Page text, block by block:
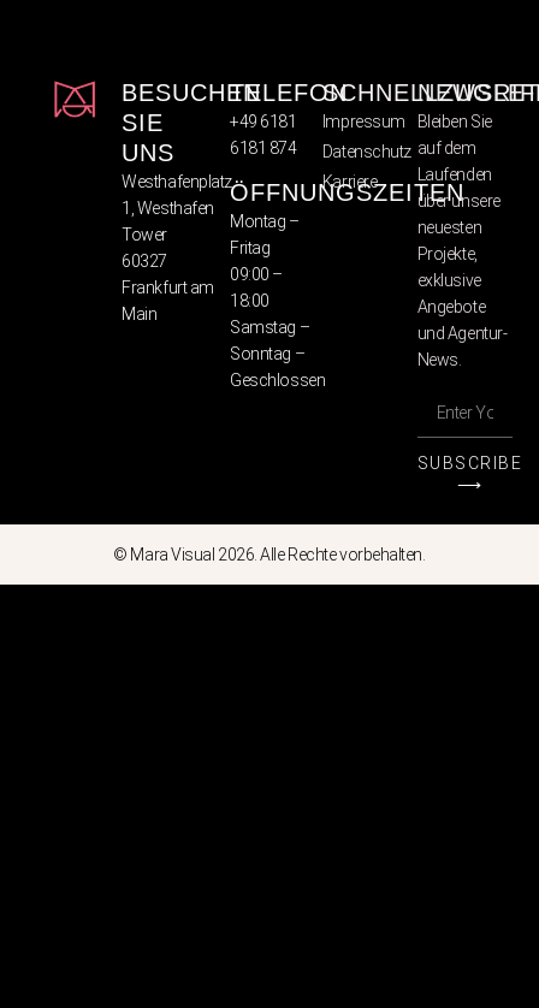
BESUCHEN
SIE
UNS
Westhafenplatz
1, Westhafen
Tower
60327
Frankfurt am
Main
TELEFON
+49 6181
6181 874
ÖFFNUNGSZEITEN
Montag –
Fritag
09:00 –
18:00
Samstag –
Sonntag –
Geschlossen
Impressum
Datenschutz
Karriere
Bleiben Sie
auf dem
Laufenden
über unsere
neuesten
Projekte,
exklusive
Angebote
und Agentur-
News.
SUBSCRIBE
⟶
© Mara Visual 2026. Alle Rechte vorbehalten.